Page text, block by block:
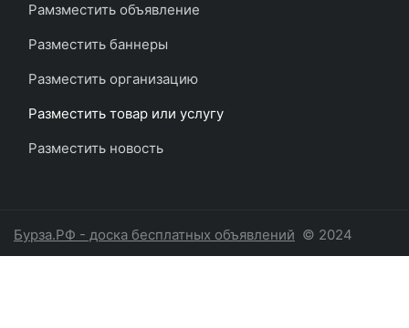
Рамзместить объявление
Разместить баннеры
Разместить организацию
Разместить товар или услугу
Разместить новость
Бурза.РФ - доска бесплатных объявлений © 2024